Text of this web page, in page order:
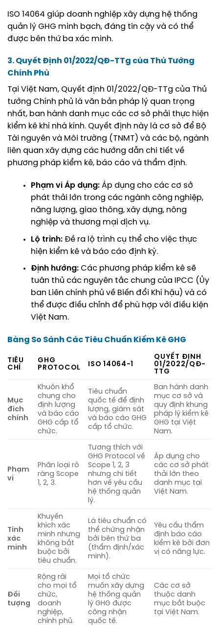
ISO 14064 giúp doanh nghiệp xây dựng hệ thống
quản lý GHG minh bạch, đáng tin cậy và có thể
được bên thứ ba xác minh.
3. Quyết Định 01/2022/QĐ-TTg của Thủ Tướng
Chính Phủ
Tại Việt Nam, Quyết định 01/2022/QĐ-TTg của Thủ
tướng Chính phủ là văn bản pháp lý quan trọng
nhất, ban hành danh mục các cơ sở phải thực hiện
kiểm kê khí nhà kính. Quyết định này là cơ sở để Bộ
Tài nguyên và Môi trường (TNMT) và các bộ, ngành
liên quan xây dựng các hướng dẫn chi tiết về
phương pháp kiểm kê, báo cáo và thẩm định.
Phạm vi Áp dụng: Áp dụng cho các cơ sở
phát thải lớn trong các ngành công nghiệp,
năng lượng, giao thông, xây dựng, nông
nghiệp và thương mại dịch vụ.
Lộ trình: Đề ra lộ trình cụ thể cho việc thực
hiện kiểm kê và báo cáo định kỳ.
Định hướng: Các phương pháp kiểm kê sẽ
tuân thủ các nguyên tắc chung của IPCC (Ủy
ban Liên chính phủ về Biến đổi Khí hậu) và có
thể được điều chỉnh để phù hợp với điều kiện
Việt Nam.
Bảng So Sánh Các Tiêu Chuẩn Kiểm Kê GHG
TIÊU
CHÍ
GHG
PROTOCOL
ISO 14064-1
QUYẾT ĐỊNH
01/2022/QĐ-
TTG
Mục
đích
chính
Khuôn khổ
chung cho
định lượng
và báo cáo
GHG cấp tổ
chức.
Tiêu chuẩn
quốc tế để định
lượng, giám sát
và báo cáo GHG
cấp tổ chức.
Ban hành danh
mục cơ sở và
quy định khung
pháp lý kiểm kê
GHG tại Việt
Nam.
Phạm
vi
Phân loại rõ
ràng Scope
1, 2, 3.
Tương thích với
GHG Protocol về
Scope 1, 2, 3
nhưng chi tiết
hơn về yêu cầu
hệ thống quản
lý.
Áp dụng cho
các cơ sở phát
thải lớn theo
danh mục tại
Việt Nam.
Tính
xác
minh
Khuyến
khích xác
minh nhưng
không bắt
buộc bởi
tiêu chuẩn.
Là tiêu chuẩn có
thể chứng nhận
bởi bên thứ ba
(thẩm định/xác
minh).
Yêu cầu thẩm
định báo cáo
kiểm kê bởi đơn
vị có năng lực.
Đối
tượng
Rộng rãi
cho mọi tổ
chức,
doanh
nghiệp,
chính phủ.
Mọi tổ chức
muốn xây dựng
hệ thống quản
lý GHG được
công nhận
quốc tế.
Các cơ sở
thuộc danh
mục bắt buộc
tại Việt Nam.